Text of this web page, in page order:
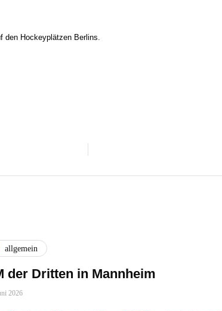
den Hockeyplätzen Berlins.
allgemein
der Dritten in Mannheim
2026